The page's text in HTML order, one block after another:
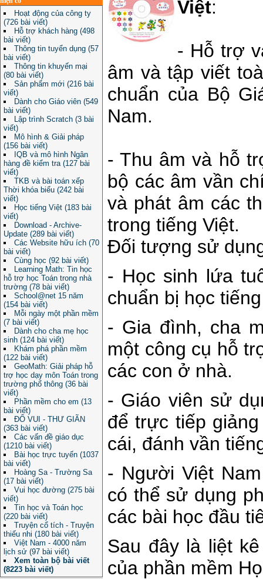
Hoạt động của công ty
(726 bài viết)
Hỗ trợ khách hàng (498
bài viết)
Thông tin tuyển dụng (57
bài viết)
Thông tin khuyến mại
(80 bài viết)
Sản phẩm mới (216 bài
viết)
Dành cho Giáo viên (549
bài viết)
Lập trình Scratch (3 bài
viết)
Mô hình & Giải pháp
(156 bài viết)
IQB và mô hình Ngân
hàng đề kiểm tra (127 bài
viết)
TKB và bài toán xếp
Thời khóa biểu (242 bài
viết)
Học tiếng Việt (183 bài
viết)
Download - Archive-
Update (289 bài viết)
Các Website hữu ích (70
bài viết)
Cùng học (92 bài viết)
Learning Math: Tin học
hỗ trợ học Toán trong nhà
trường (78 bài viết)
School@net 15 năm
(154 bài viết)
Mỗi ngày một phần mềm
(7 bài viết)
Dành cho cha mẹ học
sinh (124 bài viết)
Khám phá phần mềm
(122 bài viết)
GeoMath: Giải pháp hỗ
trợ học dạy môn Toán trong
trường phổ thông (36 bài
viết)
Phần mềm cho em (13
bài viết)
ĐỐ VUI - THƯ GIÃN
(363 bài viết)
Các vấn đề giáo dục
(1210 bài viết)
Bài học trực tuyến (1037
bài viết)
Hoàng Sa - Trường Sa
(17 bài viết)
Vui học đường (275 bài
viết)
Tin học và Toán học
(220 bài viết)
Truyện cổ tích - Truyện
thiếu nhi (180 bài viết)
Việt Nam - 4000 năm
lịch sử (97 bài viết)
Xem toàn bộ bài viết
(8223 bài viết)
Việt:
- Hỗ trợ
âm và tập viết
chuẩn của Bộ
Nam.
- Thu âm và hỗ
bộ các âm vần
và phát âm các
trong tiếng Việt.
Đối tượng sử
- Học sinh lứa
chuẩn bị học
- Gia đình, cha
một công cụ hỗ
các con ở nhà.
- Giáo viên sử
để trực tiếp
cái, đánh vần
- Người Việt
có thể sử dụng
các bài học đầu
Sau đây là liệt
của phần mềm